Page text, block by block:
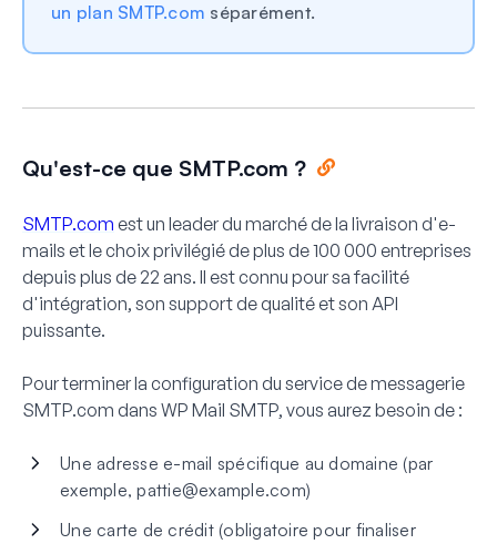
un plan SMTP.com séparément.
Qu'est-ce que SMTP.com ?
SMTP.com est un leader du marché de la livraison d'e-
mails et le choix privilégié de plus de 100 000 entreprises
depuis plus de 22 ans. Il est connu pour sa facilité
d'intégration, son support de qualité et son API
puissante.
Pour terminer la configuration du service de messagerie
SMTP.com dans WP Mail SMTP, vous aurez besoin de :
Une adresse e-mail spécifique au domaine (par
exemple,pattie@example.com)
Une carte de crédit (obligatoire pour finaliser